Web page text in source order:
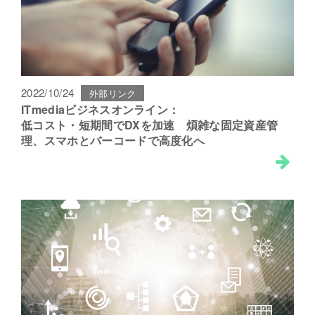
2022/10/24 外部リンク
ITmediaビジネスオンライン：
低コスト・短期間でDXを加速 煩雑な固定資産管
理、スマホとバーコードで高度化へ